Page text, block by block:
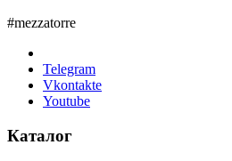
#mezzatorre
Telegram
Vkontakte
Youtube
Каталог